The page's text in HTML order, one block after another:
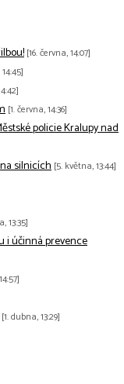
[16. června, 14:07]
[1. června, 14:36]
policie Kralupy nad
silnicích [5. května, 13:44]
13:35]
i účinná prevence
[1. dubna, 13:29]